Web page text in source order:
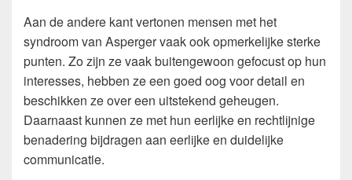
Aan de andere kant vertonen mensen met het
syndroom van Asperger vaak ook opmerkelijke sterke
punten. Zo zijn ze vaak buitengewoon gefocust op hun
interesses, hebben ze een goed oog voor detail en
beschikken ze over een uitstekend geheugen.
Daarnaast kunnen ze met hun eerlijke en rechtlijnige
benadering bijdragen aan eerlijke en duidelijke
communicatie.